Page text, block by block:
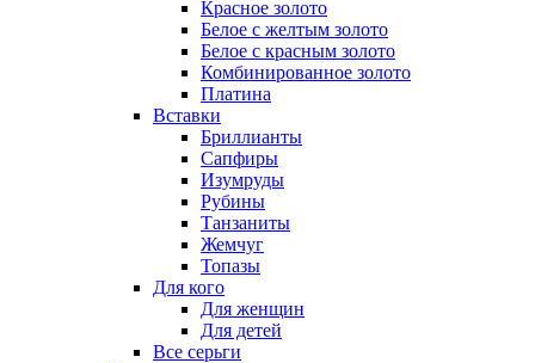
Красное золото
Белое с желтым золото
Белое с красным золото
Комбинированное золото
Платина
Вставки
Бриллианты
Сапфиры
Изумруды
Рубины
Танзаниты
Жемчуг
Топазы
Для кого
Для женщин
Для детей
Все серьги